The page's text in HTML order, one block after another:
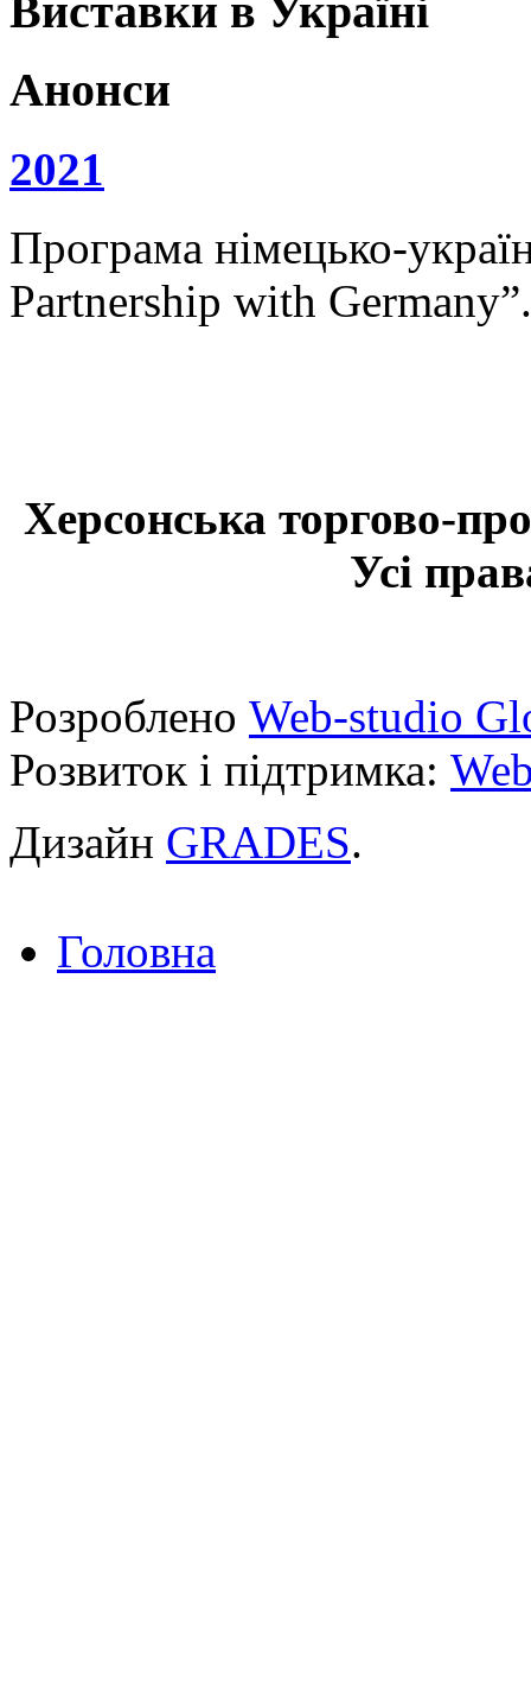
Виставки в Україні
Анонси
2021
Програма німецько-
Partnership with
Херсонська торгово-
Усі
Розроблено Web-studio
Розвиток і підтримка:
Дизайн GRADES.
Головна